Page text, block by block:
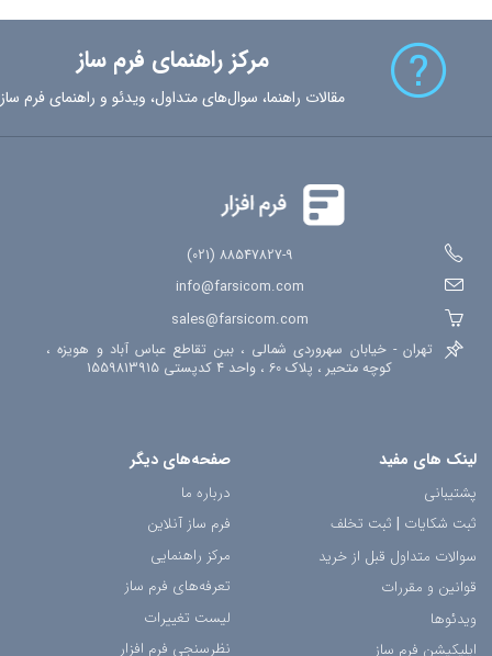
مرکز راهنمای فرم ساز
مقالات راهنما، سوال‌های متداول، ویدئو و راهنمای فرم ساز
88547827-9 (021)
info@farsicom.com
sales@farsicom.com
تهران - خیابان سهروردی شمالی ، بین تقاطع عباس آباد و هویزه ،
کوچه متحیر ، پلاک 60 ، واحد 4 کدپستی 1559813915
لینک های مفید
پشتیبانی
ثبت شکایات | ثبت تخلف
سوالات متداول قبل از خرید
قوانین و مقررات
ویدئوها
اپلیکیشن فرم ساز
صفحه‌های دیگر
درباره ما
فرم ساز آنلاین
مرکز راهنمایی
تعرفه‌های فرم ساز
لیست تغییرات
نظرسنجی فرم افزار